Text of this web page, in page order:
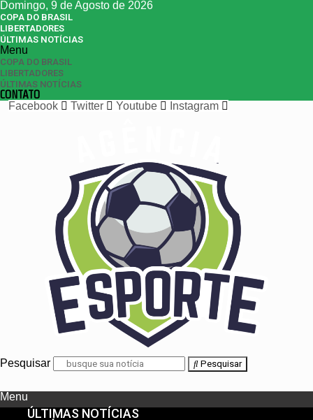
Domingo, 9 de Agosto de 2026
COPA DO BRASIL
LIBERTADORES
ÚLTIMAS NOTÍCIAS
Menu
COPA DO BRASIL
LIBERTADORES
ÚLTIMAS NOTÍCIAS
CONTATO
Facebook
Twitter Youtube Instagram
Pesquisar Pesquisar
Menu
ÚLTIMAS NOTÍCIAS